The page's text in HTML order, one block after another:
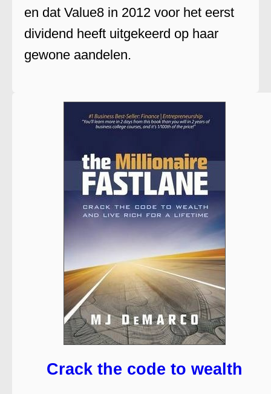
en dat Value8 in 2012 voor het eerst
dividend heeft uitgekeerd op haar
gewone aandelen.
Crack the code to wealth